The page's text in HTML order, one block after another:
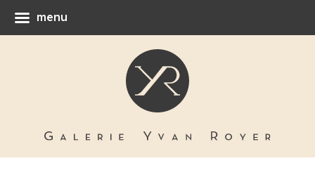
menu